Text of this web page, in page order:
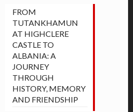
FROM
TUTANKHAMUN
AT HIGHCLERE
CASTLE TO
ALBANIA: A
JOURNEY
THROUGH
HISTORY, MEMORY
AND FRIENDSHIP